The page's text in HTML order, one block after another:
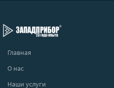
Главная
О нас
Наши услуги